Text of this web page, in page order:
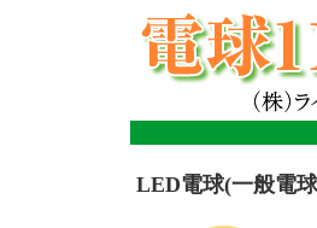
LED電球(一般電